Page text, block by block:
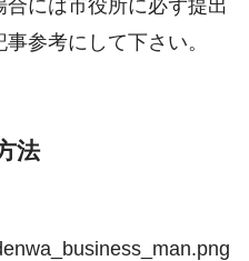
には市役所に必ず提出
参考にして下さい。
法